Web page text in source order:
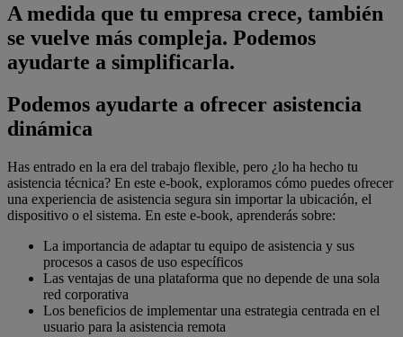
A medida que tu empresa crece, también
se vuelve más compleja. Podemos
ayudarte a simplificarla.
Podemos ayudarte a ofrecer asistencia
dinámica
Has entrado en la era del trabajo flexible, pero ¿lo ha hecho tu
asistencia técnica? En este e-book, exploramos cómo puedes ofrecer
una experiencia de asistencia segura sin importar la ubicación, el
dispositivo o el sistema. En este e-book, aprenderás sobre:
La importancia de adaptar tu equipo de asistencia y sus
procesos a casos de uso específicos
Las ventajas de una plataforma que no depende de una sola
red corporativa
Los beneficios de implementar una estrategia centrada en el
usuario para la asistencia remota